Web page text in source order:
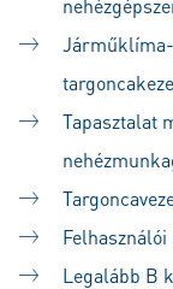
Tapasztalat
Legalább B